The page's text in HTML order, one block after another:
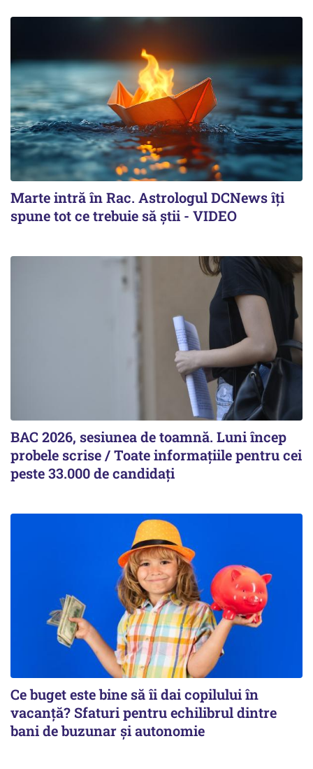
Marte intră în Rac. Astrologul DCNews îți
spune tot ce trebuie să știi - VIDEO
BAC 2026, sesiunea de toamnă. Luni încep
probele scrise / Toate informațiile pentru cei
peste 33.000 de candidați
Ce buget este bine să îi dai copilului în
vacanță? Sfaturi pentru echilibrul dintre
bani de buzunar și autonomie